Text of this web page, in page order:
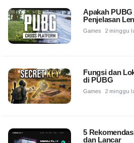
Apakah
Penjelasan
Games 2 minggu
Fungsi dan
di PUBG
Games 2 minggu
5
dan Lancar